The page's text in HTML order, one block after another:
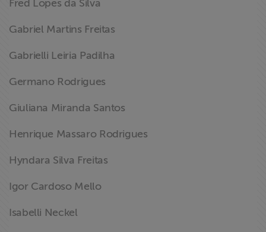
Fred Lopes da Silva
Gabriel Martins Freitas
Gabrielli Leiria Padilha
Germano Rodrigues
Giuliana Miranda Santos
Henrique Massaro Rodrigues
Hyndara Silva Freitas
Igor Cardoso Mello
Isabelli Neckel